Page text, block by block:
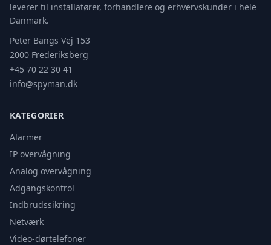
leverer til installatører, forhandlere og erhvervskunder i hele
Danmark.
Peter Bangs Vej 153
2000 Frederiksberg
+45 70 22 30 41
info@spyman.dk
KATEGORIER
Alarmer
IP overvågning
Analog overvågning
Adgangskontrol
Indbrudssikring
Netværk
Video-dørtelefoner